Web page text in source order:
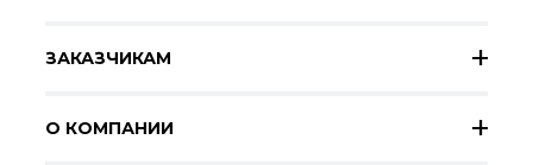
ЗАКАЗЧИКАМ
О КОМПАНИИ